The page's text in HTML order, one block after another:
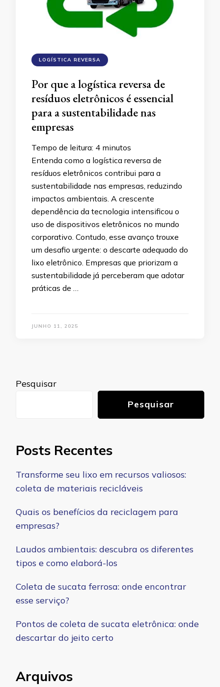
LOGÍSTICA REVERSA
Por que a logística reversa de
resíduos eletrônicos é essencial
para a sustentabilidade nas
empresas
Tempo de leitura: 4 minutos
Entenda como a logística reversa de
resíduos eletrônicos contribui para a
sustentabilidade nas empresas, reduzindo
impactos ambientais. A crescente
dependência da tecnologia intensificou o
uso de dispositivos eletrônicos no mundo
corporativo. Contudo, esse avanço trouxe
um desafio urgente: o descarte adequado do
lixo eletrônico. Empresas que priorizam a
sustentabilidade já perceberam que adotar
práticas de …
JUNHO 11, 2025
Pesquisar
Pesquisar
Posts Recentes
Transforme seu lixo em recursos valiosos:
coleta de materiais recicláveis
Quais os benefícios da reciclagem para
empresas?
Laudos ambientais: descubra os diferentes
tipos e como elaborá-los
Coleta de sucata ferrosa: onde encontrar
esse serviço?
Pontos de coleta de sucata eletrônica: onde
descartar do jeito certo
Arquivos